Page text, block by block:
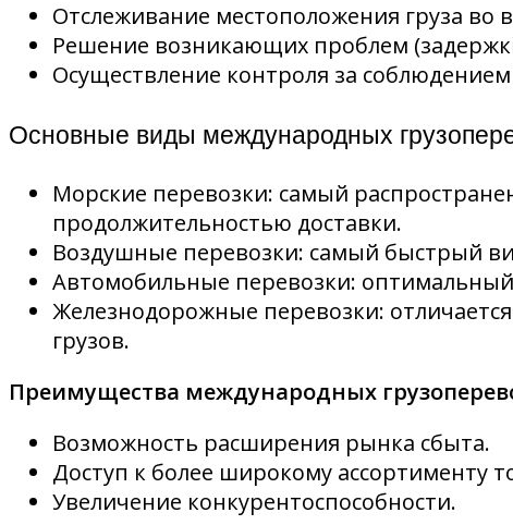
Отслеживание местоположения груза во
Решение возникающих проблем
Осуществление контроля за
Основные виды международных
Морские перевозки: самый
продолжительностью доставки.
Воздушные перевозки: самый быстрый
Автомобильные перевозки:
Железнодорожные перевозки:
грузов.
Преимущества международных
Возможность расширения рынка сбыта.
Доступ к более широкому ассортименту
Увеличение конкурентоспособности.